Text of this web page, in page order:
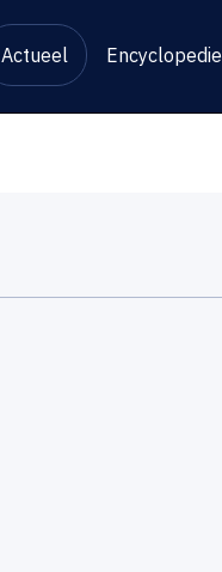
Actueel Encyclopedie